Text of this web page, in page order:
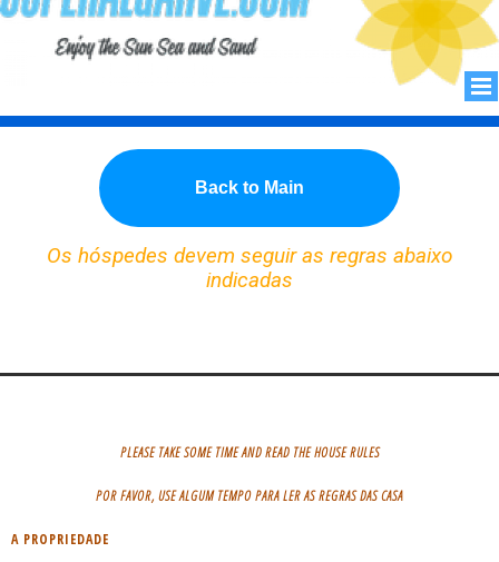
Back to Main
Os hóspedes devem seguir as regras abaixo
indicadas
PLEASE TAKE SOME TIME AND READ THE HOUSE RULES
POR FAVOR, USE ALGUM TEMPO PARA LER AS REGRAS DAS CASA
A PROPRIEDADE